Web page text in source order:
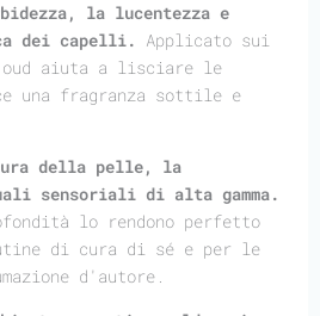
la lucentezza e
dei capelli. Applicato sui
aiuta a lisciare le
una fragranza sottile e
della pelle, la
sensoriali di alta gamma.
lo rendono perfetto
di cura di sé e per le
d'autore.